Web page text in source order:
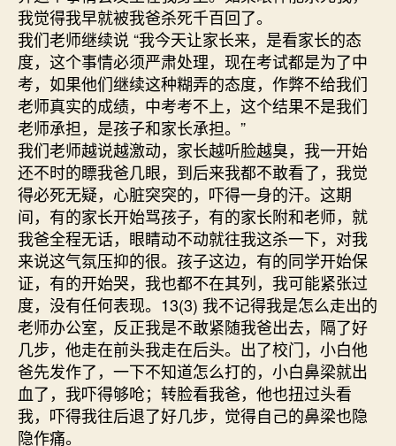
我觉得我早就被我爸杀死千百回了。
我们老师继续说 “我今天让家长来，是看家长的态
度，这个事情必须严肃处理，现在考试都是为了中
考，如果他们继续这种糊弄的态度，作弊不给我们
老师真实的成绩，中考考不上，这个结果不是我们
老师承担，是孩子和家长承担。”
我们老师越说越激动，家长越听脸越臭，我一开始
还不时的瞟我爸几眼，到后来我都不敢看了，我觉
得必死无疑，心脏突突的，吓得一身的汗。这期
间，有的家长开始骂孩子，有的家长附和老师，就
我爸全程无话，眼睛动不动就往我这杀一下，对我
来说这气氛压抑的很。孩子这边，有的同学开始保
证，有的开始哭，我也都不在其列，我可能紧张过
度，没有任何表现。13(3) 我不记得我是怎么走出的
老师办公室，反正我是不敢紧随我爸出去，隔了好
几步，他走在前头我走在后头。出了校门，小白他
爸先发作了，一下不知道怎么打的，小白鼻梁就出
血了，我吓得够呛；转脸看我爸，他也扭过头看
我，吓得我往后退了好几步，觉得自己的鼻梁也隐
隐作痛。